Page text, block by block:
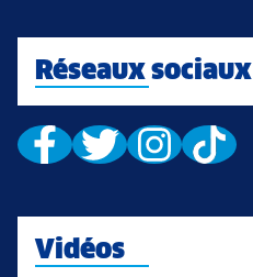
Réseaux sociaux
Vidéos